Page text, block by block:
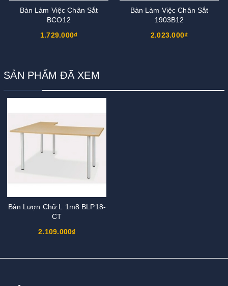
Bàn Làm Việc Chân Sắt
BCO12
1.729.000₫
Bàn Làm Việc Chân Sắt
1903B12
2.023.000₫
SẢN PHẨM ĐÃ XEM
Bàn Lượn Chữ L 1m8 BLP18-
CT
2.109.000₫